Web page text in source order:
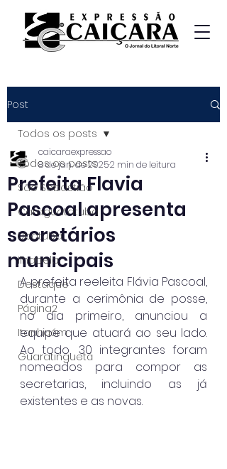
Post
Todos os posts
São Sebastião
Caraguatatuba
Ubatuba
Ilhabela
Destaque
Página2
Itanhaém
Guaratinguetá
Todos os posts
Prefeita Flavia
Pascoal apresenta
secretários
municipais
caicaraexpressao
8 de jan. de 20252 min de leitura
A prefeita reeleita Flávia Pascoal,
durante a cerimônia de posse,
no dia primeiro, anunciou a
equipe que atuará ao seu lado.
Ao todo, 30 integrantes foram
nomeados para compor as
secretarias, incluindo as já
existentes e as novas.